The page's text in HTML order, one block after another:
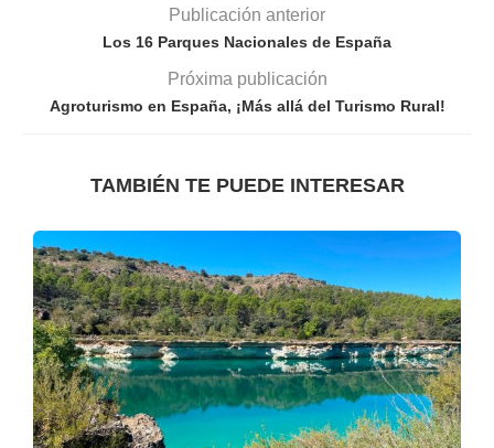
Publicación anterior
Los 16 Parques Nacionales de España
Próxima publicación
Agroturismo en España, ¡Más allá del Turismo Rural!
TAMBIÉN TE PUEDE INTERESAR